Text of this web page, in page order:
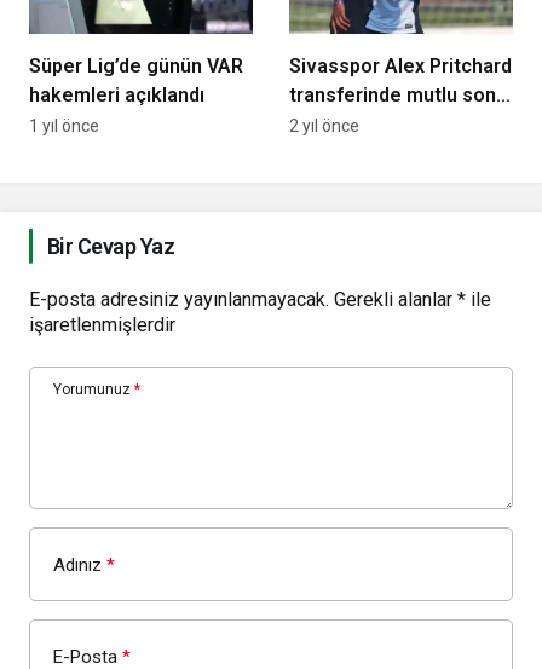
Süper Lig’de günün VAR
hakemleri açıklandı
1 yıl önce
Sivasspor Alex Pritchard
transferinde mutlu sona
yakın
2 yıl önce
Bir Cevap Yaz
E-posta adresiniz yayınlanmayacak. Gerekli alanlar * ile
işaretlenmişlerdir
Yorumunuz *
Adınız *
E-Posta *